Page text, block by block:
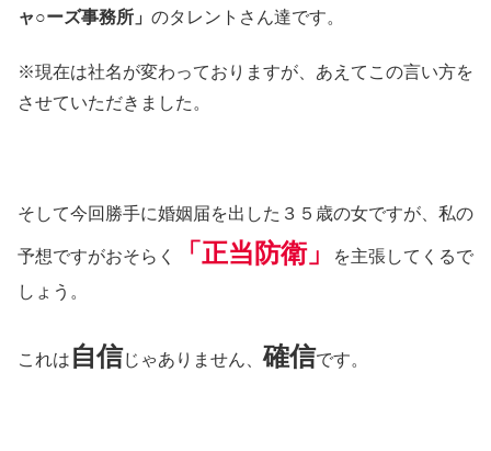
ャ○ーズ事務所」 のタレントさん達です。
※現在は社名が変わっておりますが、あえてこの言い方を
させていただきました。
そして今回勝手に婚姻届を出した３５歳の女ですが、私の
予想ですがおそらく 「正当防衛」
を主張してくるで
しょう。
これは 自信じゃありません、確信です。